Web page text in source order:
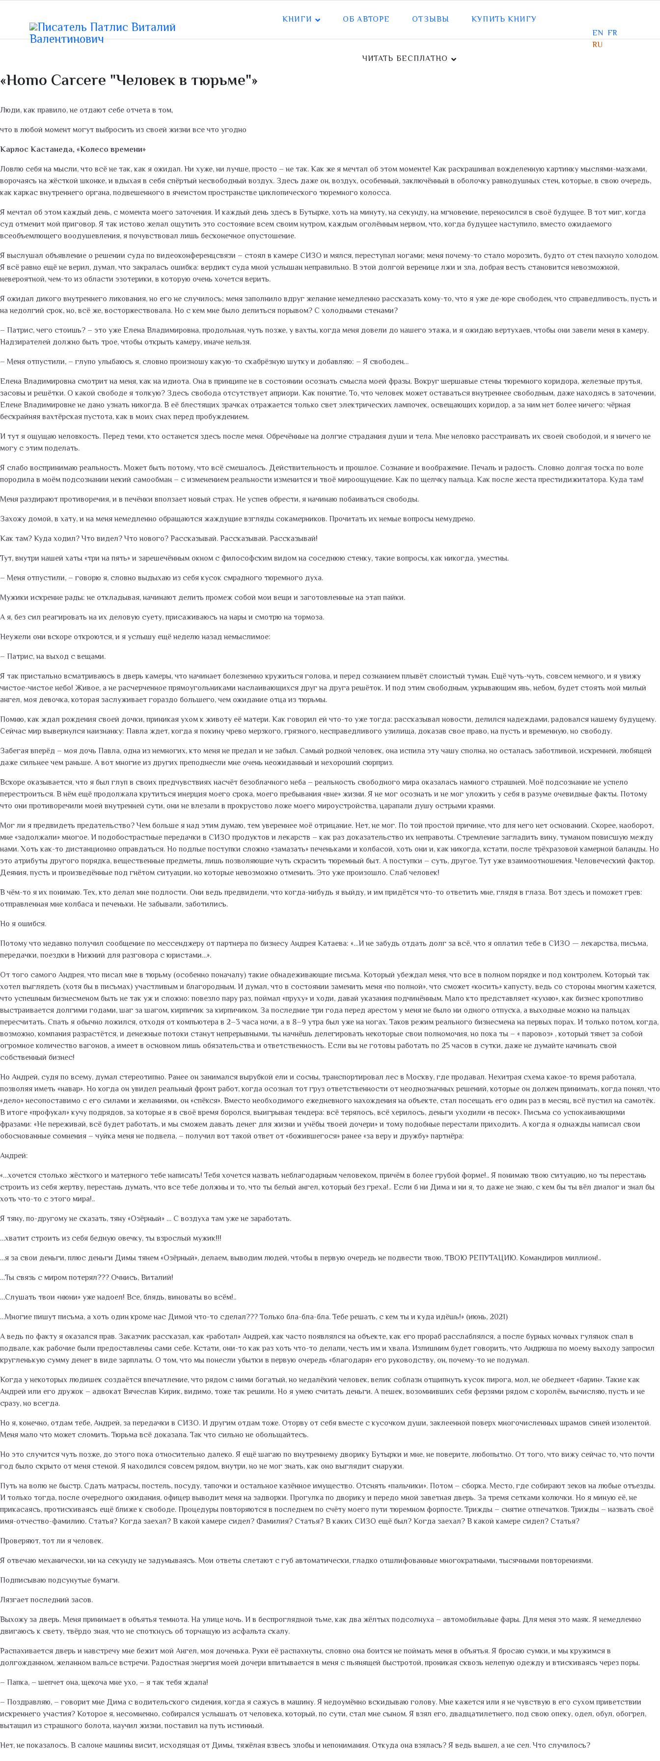
КНИГИ ОБ АВТОРЕ ОТЗЫВЫ КУПИТЬ КНИГУ
ЧИТАТЬ БЕСПЛАТНО
EN FR
RU
«Homo Carcere "Человек в тюрьме"»
Люди, как правило, не отдают себе отчета в том,
что в любой момент могут выбросить из своей жизни все что угодно
Карлос Кастанеда, «Колесо времени»
Ловлю себя на мысли, что всё не так, как я ожидал. Ни хуже, ни лучше, просто – не так. Как же я мечтал об этом моменте! Как раскрашивал вожделенную картинку мыслями-мазками,
ворочаясь на жёсткой шконке, и вдыхая в себя спёртый несвободный воздух. Здесь даже он, воздух, особенный, заключённый в оболочку равнодушных стен, которые, в свою очередь,
как каркас внутреннего органа, подвешенного в ячеистом пространстве циклопического тюремного колосса.
Я мечтал об этом каждый день, с момента моего заточения. И каждый день здесь в Бутырке, хоть на минуту, на секунду, на мгновение, переносился в своё будущее. В тот миг, когда
суд отменит мой приговор. Я так истово желал ощутить это состояние всем своим нутром, каждым оголённым нервом, что, когда будущее наступило, вместо ожидаемого
всеобъемлющего воодушевления, я почувствовал лишь бесконечное опустошение.
Я выслушал объявление о решении суда по видеоконференцсвязи – стоял в камере СИЗО и мялся, переступал ногами; меня почему-то стало морозить, будто от стен пахнуло холодом.
Я всё равно ещё не верил, думал, что закралась ошибка: вердикт суда мной услышан неправильно. В этой долгой веренице лжи и зла, добрая весть становится невозможной,
невероятной, чем-то из области эзотерики, в которую очень хочется верить.
Я ожидал дикого внутреннего ликования, но его не случилось; меня заполнило вдруг желание немедленно рассказать кому-то, что я уже де-юре свободен, что справедливость, пусть и
на недолгий срок, но, всё же, восторжествовала. Но с кем мне было делиться порывом? С холодными стенами?
– Патрис, чего стоишь? – это уже Елена Владимировна, продольная, чуть позже, у вахты, когда меня довели до нашего этажа, и я ожидаю вертухаев, чтобы они завели меня в камеру.
Надзирателей должно быть трое, чтобы открыть камеру, иначе нельзя.
– Меня отпустили, – глупо улыбаюсь я, словно произношу какую-то скабрёзную шутку и добавляю: – Я свободен…
Елена Владимировна смотрит на меня, как на идиота. Она в принципе не в состоянии осознать смысла моей фразы. Вокруг шершавые стены тюремного коридора, железные прутья,
засовы и решётки. О какой свободе я толкую? Здесь свобода отсутствует априори. Как понятие. То, что человек может оставаться внутреннее свободным, даже находясь в заточении,
Елене Владимировне не дано узнать никогда. В её блестящих зрачках отражается только свет электрических лампочек, освещающих коридор, а за ним нет более ничего: чёрная
бескрайняя вахтёрская пустота, как в моих снах перед пробуждением.
И тут я ощущаю неловкость. Перед теми, кто останется здесь после меня. Обречённые на долгие страдания души и тела. Мне неловко расстраивать их своей свободой, и я ничего не
могу с этим поделать.
Я слабо воспринимаю реальность. Может быть потому, что всё смешалось. Действительность и прошлое. Сознание и воображение. Печаль и радость. Словно долгая тоска по воле
породила в моём подсознании некий самообман – с изменением реальности изменится и твоё мироощущение. Как по щелчку пальца. Как после жеста престидижитатора. Куда там!
Меня раздирают противоречия, и в печёнки вползает новый страх. Не успев обрести, я начинаю побаиваться свободы.
Захожу домой, в хату, и на меня немедленно обращаются жаждущие взгляды сокамерников. Прочитать их немые вопросы немудрено.
Как там? Куда ходил? Что видел? Что нового? Рассказывай. Рассказывай. Рассказывай!
Тут, внутри нашей хаты «три на пять» и зарешечённым окном с философским видом на соседнюю стенку, такие вопросы, как никогда, уместны.
– Меня отпустили, – говорю я, словно выдыхаю из себя кусок смрадного тюремного духа.
Мужики искренне рады: не откладывая, начинают делить промеж собой мои вещи и заготовленные на этап пайки.
А я, без сил реагировать на их деловую суету, присаживаюсь на нары и смотрю на тормоза.
Неужели они вскоре откроются, и я услышу ещё неделю назад немыслимое:
– Патрис, на выход с вещами.
Я так пристально всматриваюсь в дверь камеры, что начинает болезненно кружиться голова, и перед сознанием плывёт слоистый туман. Ещё чуть-чуть, совсем немного, и я увижу
чистое-чистое небо! Живое, а не расчерченное прямоугольниками наслаивающихся друг на друга решёток. И под этим свободным, укрывающим явь, небом, будет стоять мой милый
ангел, моя девочка, которая заслуживает гораздо большего, чем ожидание отца из тюрьмы.
Помню, как ждал рождения своей дочки, приникая ухом к животу её матери. Как говорил ей что-то уже тогда: рассказывал новости, делился надеждами, радовался нашему будущему.
Сейчас мир вывернулся наизнанку: Павла ждет, когда я покину чрево мерзкого, грязного, несправедливого узилища, доказав свое право, на пусть и временную, но свободу.
Забегая вперёд – моя дочь Павла, одна из немногих, кто меня не предал и не забыл. Самый родной человек, она испила эту чашу сполна, но осталась заботливой, искренней, любящей
даже сильнее чем раньше. А вот многие из других преподнесли мне очень неожиданный и нехороший сюрприз.
Вскоре оказывается, что я был глуп в своих предчувствиях насчёт безоблачного неба – реальность свободного мира оказалась намного страшней. Моё подсознание не успело
перестроиться. В нём ещё продолжала крутиться инерция моего срока, моего пребывания «вне» жизни. Я не мог осознать и не мог уложить у себя в разуме очевидные факты. Потому
что они противоречили моей внутренней сути, они не влезали в прокрустово ложе моего мироустройства, царапали душу острыми краями.
Мог ли я предвидеть предательство? Чем больше я над этим думаю, тем увереннее моё отрицание. Нет, не мог. По той простой причине, что для него нет оснований. Скорее, наоборот,
мне «задолжали» многое. И подобострастные передачки в СИЗО продуктов и лекарств – как раз доказательство их неправоты. Стремление загладить вину, туманом повисшую между
нами. Хоть как-то дистанционно оправдаться. Но подлые поступки сложно «замазать» печеньками и колбасой, хоть они и, как никогда, кстати, после трёхразовой камерной баланды. Но
это атрибуты другого порядка, вещественные предметы, лишь позволяющие чуть скрасить тюремный быт. А поступки – суть, другое. Тут уже взаимоотношения. Человеческий фактор.
Деяния, пусть и произведённые под гнётом ситуации, но которые невозможно отменить. Это уже произошло. Слаб человек!
В чём-то я их понимаю. Тех, кто делал мне подлости. Они ведь предвидели, что когда-нибудь я выйду, и им придётся что-то ответить мне, глядя в глаза. Вот здесь и поможет грев:
отправленная мне колбаса и печеньки. Не забывали, заботились.
Но я ошибся.
Потому что недавно получил сообщение по мессенджеру от партнера по бизнесу Андрея Катаева: «…И не забудь отдать долг за всё, что я оплатил тебе в СИЗО — лекарства, письма,
передачки, поездки в Нижний для разговора с юристами…».
От того самого Андрея, что писал мне в тюрьму (особенно поначалу) такие обнадеживающие письма. Который убеждал меня, что все в полном порядке и под контролем. Который так
хотел выглядеть (хотя бы в письмах) участливым и благородным. И думал, что в состоянии заменить меня «по полной», что сможет «косить» капусту, ведь со стороны многим кажется,
что успешным бизнесменом быть не так уж и сложно: повезло пару раз, поймал «пруху» и ходи, давай указания подчинённым. Мало кто представляет «кухню», как бизнес кропотливо
выстраивается долгими годами, шаг за шагом, кирпичик за кирпичиком. За последние три года перед арестом у меня не было ни одного отпуска, а выходные можно на пальцах
пересчитать. Спать я обычно ложился, отходя от компьютера в 2–3 часа ночи, а в 8–9 утра был уже на ногах. Таков режим реального бизнесмена на первых порах. И только потом, когда,
возможно, компания разрастётся, и денежные потоки станут непрерывными, ты начнёшь делегировать некоторые свои полномочия, но пока ты – « паровоз» , который тянет за собой
огромное количество вагонов, а имеет в основном лишь обязательства и ответственность. Если вы не готовы работать по 25 часов в сутки, даже не думайте начинать свой
собственный бизнес!
Но Андрей, судя по всему, думал стереотипно. Ранее он занимался вырубкой ели и сосны, транспортировал лес в Москву, где продавал. Нехитрая схема какое-то время работала,
позволяя иметь «навар». Но когда он увидел реальный фронт работ, когда осознал тот груз ответственности от неоднозначных решений, которые он должен принимать, когда понял, что
«дело» несопоставимо с его силами и желаниями, он «спёкся». Вместо необходимого ежедневного нахождения на объекте, стал посещать его один раз в месяц, всё пустил на самотёк.
В итоге «профукал» кучу подрядов, за которые я в своё время боролся, выигрывая тендера: всё терялось, всё херилось, деньги уходили «в песок». Письма со успокаивающими
фразами: «Не переживай, всё будет работать, и мы сможем давать денег для жизни и учёбы твоей дочери» и тому подобные перестали приходить. А когда я однажды написал свои
обоснованные сомнения – чуйка меня не подвела, – получил вот такой ответ от «божившегося» ранее «за веру и дружбу» партнёра:
Андрей:
«…хочется столько жёсткого и матерного тебе написать! Тебя хочется назвать неблагодарным человеком, причём в более грубой форме!.. Я понимаю твою ситуацию, но ты перестань
строить из себя жертву, перестань думать, что все тебе должны и то, что ты белый ангел, который без греха!.. Если б ни Дима и ни я, то даже не знаю, с кем бы ты вёл диалог и знал бы
хоть что-то с этого мира!..
Я тяну, по-другому не сказать, тяну «Озёрный» … С воздуха там уже не заработать.
…хватит строить из себя бедную овечку, ты взрослый мужик!!!
…я за свои деньги, плюс деньги Димы тянем «Озёрный», делаем, выводим людей, чтобы в первую очередь не подвести твою, ТВОЮ РЕПУТАЦИЮ. Командиров миллион!..
…Ты связь с миром потерял??? Очнись, Виталий!
…Слушать твои «нюни» уже надоел! Все, блядь, виноваты во всём!..
…Многие пишут письма, а хоть один кроме нас Димой что-то сделал??? Только бла-бла-бла. Тебе решать, с кем ты и куда идёшь!» (июнь, 2021)
А ведь по факту я оказался прав. Заказчик рассказал, как «работал» Андрей, как часто появлялся на объекте, как его прораб расслаблялся, а после бурных ночных гулянок спал в
подвале, как рабочие были предоставлены сами себе. Кстати, они-то как раз хоть что-то делали, честь им и хвала. Излишним будет говорить, что Андрюша по моему выходу запросил
кругленькую сумму денег в виде зарплаты. О том, что мы понесли убытки в первую очередь «благодаря» его руководству, он, почему-то не подумал.
Когда у некоторых людишек создаётся впечатление, что рядом с ними богатый, но недалёкий человек, велик соблазн отщипнуть кусок пирога, мол, не обеднеет «барин». Такие как
Андрей или его дружок – адвокат Вячеслав Кирик, видимо, тоже так решили. Но я умею считать деньги. А пешек, возомнивших себя ферзями рядом с королём, вычисляю, пусть и не
сразу, но всегда.
Но я, конечно, отдам тебе, Андрей, за передачки в СИЗО. И другим отдам тоже. Оторву от себя вместе с кусочком души, заклеенной поверх многочисленных шрамов синей изолентой.
Меня мало что может сломить. Тюрьма всё доказала. Так что сильно не обольщайтесь.
Но это случится чуть позже, до этого пока относительно далеко. Я ещё шагаю по внутреннему дворику Бутырки и мне, не поверите, любопытно. От того, что вижу сейчас то, что почти
год было скрыто от меня стеной. Я находился совсем рядом, внутри, но не мог знать, как оно выглядит снаружи.
Путь на волю не быстр. Сдать матрасы, постель, посуду, тапочки и остальное казённое имущество. Отснять «пальчики». Потом – сборка. Место, где собирают зеков на любые отъезды.
И только тогда, после очередного ожидания, офицер выводит меня на задворки. Прогулка по дворику и передо мной заветная дверь. За тремя сетками колючки. Но я миную её, не
прикасаясь, протискиваясь ещё ближе к свободе. Процедуры повторяются в последнем по счёту моего пути тюремном форпосте. Трижды – снятие отпечатков. Трижды – назвать своё
имя-отчество-фамилию. Статья? Когда заехал? В какой камере сидел? Фамилия? Статья? В каких СИЗО ещё был? Когда заехал? В какой камере сидел? Статья?
Проверяют, тот ли я человек.
Я отвечаю механически, ни на секунду не задумываясь. Мои ответы слетают с губ автоматически, гладко отшлифованные многократными, тысячными повторениями.
Подписываю подсунутые бумаги.
Лязгает последний засов.
Выхожу за дверь. Меня принимает в объятья темнота. На улице ночь. И в беспроглядной тьме, как два жёлтых подсолнуха – автомобильные фары. Для меня это маяк. Я немедленно
двигаюсь к свету, твёрдо зная, что не споткнусь об торчащую из асфальта скалу.
Распахивается дверь и навстречу мне бежит мой Ангел, моя доченька. Руки её распахнуты, словно она боится не поймать меня в объятья. Я бросаю сумки, и мы кружимся в
долгожданном, желанном вальсе встречи. Радостная энергия моей дочери впитывается в меня с пьянящей быстротой, проникая сквозь нелепую одежду и втискиваясь через поры.
– Папка, – шепчет она, щекоча мне ухо, – я так тебя ждала!
– Поздравляю, – говорит мне Дима с водительского сидения, когда я сажусь в машину. Я недоумённо вскидываю голову. Мне кажется или я не чувствую в его сухом приветствии
искреннего участия? Которое я, несомненно, собирался услышать от человека, который, по сути, стал мне сыном. Я взял его, двадцатилетнего, под свою опеку, одел, обул, обогрел,
вытащил из страшного болота, научил жизни, поставил на путь истинный.
Нет, не показалось. В салоне машины висит, исходящая от Димы, тяжёлая взвесь злобы и непонимания. Откуда она взялась? Я ведь вышел, а не сел. Что случилось?